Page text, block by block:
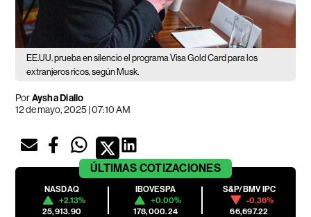
EE.UU. prueba en silencio el programa Visa Gold Card para los
extranjeros ricos, según Musk.
PorAysha Diallo
12 de mayo, 2025 | 07:10 AM
ÚLTIMAS COTIZACIONES
NASDAQ
+2.13%
25,913.90
IBOVESPA
+0.00%
178,000.24
S&P/BMV IPC
-0.36%
66,697.22